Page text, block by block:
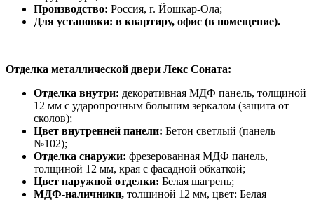
Производство: Россия, г. Йошкар-Ола;
Для установки: в квартиру, офис (в помещение).
Отделка металлической двери Лекс Соната:
Отделка внутри: декоративная МДФ панель, толщиной
12 мм с ударопрочным большим зеркалом (защита от
сколов);
Цвет внутренней панели: Бетон светлый (панель
№102);
Отделка снаружи: фрезерованная МДФ панель,
толщиной 12 мм, края с фасадной обкаткой;
Цвет наружной отделки: Белая шагрень;
МДФ-наличники, толщиной 12 мм, цвет: Белая